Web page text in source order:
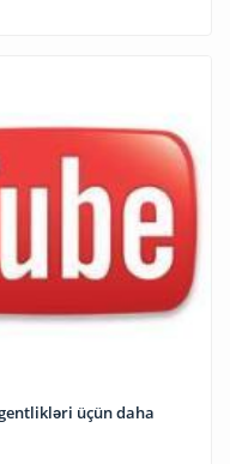
üçün daha